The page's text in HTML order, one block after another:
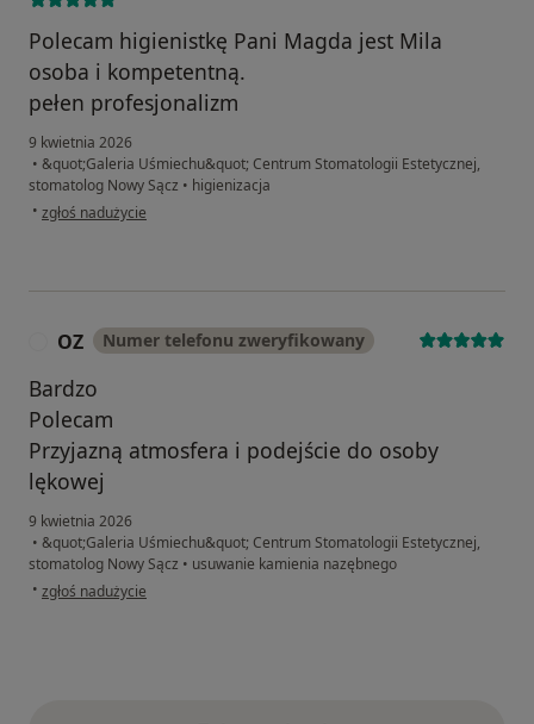
Polecam higienistkę Pani Magda jest Mila
osoba i kompetentną.
pełen profesjonalizm
9 kwietnia 2026
• &quot;Galeria Uśmiechu&quot; Centrum Stomatologii Estetycznej,
stomatolog Nowy Sącz • higienizacja
• w opinii użytkownika Natalia
zgłoś nadużycie
OZ Numer telefonu zweryfikowany
Bardzo
Polecam
Przyjazną atmosfera i podejście do osoby
lękowej
9 kwietnia 2026
• &quot;Galeria Uśmiechu&quot; Centrum Stomatologii Estetycznej,
stomatolog Nowy Sącz • usuwanie kamienia nazębnego
• w opinii użytkownika OZ
zgłoś nadużycie